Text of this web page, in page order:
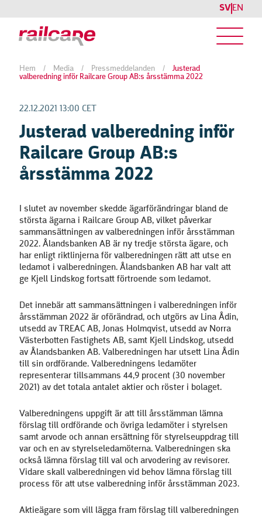
SV EN
Hem / Media / Pressmeddelanden /
Justerad
valberedning inför Railcare Group AB:s årsstämma 2022
22.12.2021 13:00 CET
Justerad valberedning inför
Railcare Group AB:s
årsstämma 2022
I slutet av november skedde ägarförändringar bland de
största ägarna i Railcare Group AB, vilket påverkar
sammansättningen av valberedningen inför årsstämman
2022. Ålandsbanken AB är ny tredje största ägare, och
har enligt riktlinjerna för valberedningen rätt att utse en
ledamot i valberedningen. Ålandsbanken AB har valt att
ge Kjell Lindskog fortsatt förtroende som ledamot.
Det innebär att sammansättningen i valberedningen inför
årsstämman 2022 är oförändrad, och utgörs av Lina Ådin,
utsedd av TREAC AB, Jonas Holmqvist, utsedd av Norra
Västerbotten Fastighets AB, samt Kjell Lindskog, utsedd
av Ålandsbanken AB. Valberedningen har utsett Lina Ådin
till sin ordförande. Valberedningens ledamöter
representerar tillsammans 44,9 procent (30 november
2021) av det totala antalet aktier och röster i bolaget.
Valberedningens uppgift är att till årsstämman lämna
förslag till ordförande och övriga ledamöter i styrelsen
samt arvode och annan ersättning för styrelseuppdrag till
var och en av styrelseledamöterna. Valberedningen ska
också lämna förslag till val och arvodering av revisorer.
Vidare skall valberedningen vid behov lämna förslag till
process för att utse valberedning inför årsstämman 2023.
Aktieägare som vill lägga fram förslag till valberedningen